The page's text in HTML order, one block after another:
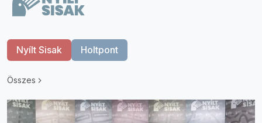
Nyílt Sisak Holtpont
Összes